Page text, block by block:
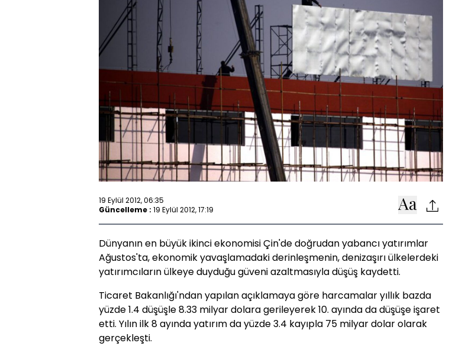
19 Eylül 2012, 06:35
Güncelleme : 19 Eylül 2012, 17:19
Dünyanın en büyük ikinci ekonomisi Çin'de doğrudan yabancı yatırımlar
Ağustos'ta, ekonomik yavaşlamadaki derinleşmenin, denizaşırı ülkelerdeki
yatırımcıların ülkeye duyduğu güveni azaltmasıyla düşüş kaydetti.
Ticaret Bakanlığı'ndan yapılan açıklamaya göre harcamalar yıllık bazda
yüzde 1.4 düşüşle 8.33 milyar dolara gerileyerek 10. ayında da düşüşe işaret
etti. Yılın ilk 8 ayında yatırım da yüzde 3.4 kayıpla 75 milyar dolar olarak
gerçekleşti.